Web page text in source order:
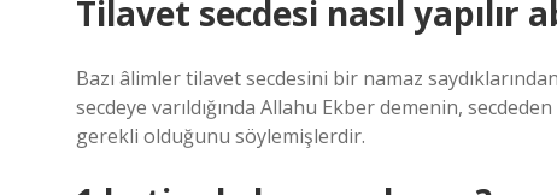
Tilavet secdesi nasıl yapılır
Bazı âlimler tilavet secdesini bir namaz
secdeye varıldığında Allahu Ekber demenin,
gerekli olduğunu söylemişlerdir.